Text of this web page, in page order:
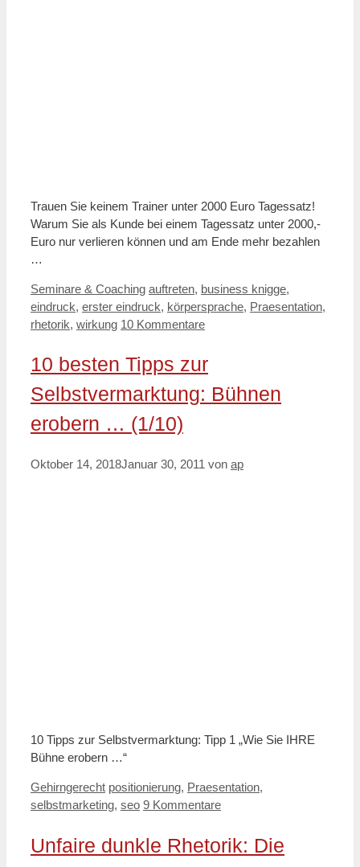
Trauen Sie keinem Trainer unter 2000 Euro Tagessatz!
Warum Sie als Kunde bei einem Tagessatz unter 2000,-
Euro nur verlieren können und am Ende mehr bezahlen
…
Kategorien
Seminare & Coaching Schlagwörter
auftreten, business knigge,
eindruck, erster eindruck, körpersprache, Praesentation,
rhetorik, wirkung 10 Kommentare
10 besten Tipps zur
Selbstvermarktung: Bühnen
erobern … (1/10)
Oktober 14, 2018Januar 30, 2011 von ap
10 Tipps zur Selbstvermarktung: Tipp 1 „Wie Sie IHRE
Bühne erobern …“
Kategorien
Gehirngerecht Schlagwörter
positionierung, Praesentation,
selbstmarketing, seo 9 Kommentare
Unfaire dunkle Rhetorik: Die